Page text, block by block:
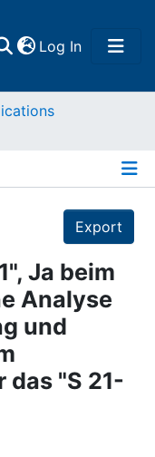
Log In(current)
Export
Ja beim
Analyse
und
"S 21-